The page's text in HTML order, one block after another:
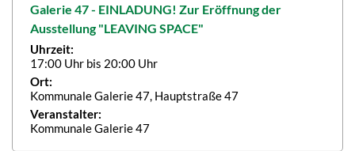
Galerie 47 - EINLADUNG! Zur Eröffnung der
Ausstellung "LEAVING SPACE"
Uhrzeit:
17:00 Uhr bis 20:00 Uhr
Ort:
Kommunale Galerie 47, Hauptstraße 47
Veranstalter:
Kommunale Galerie 47